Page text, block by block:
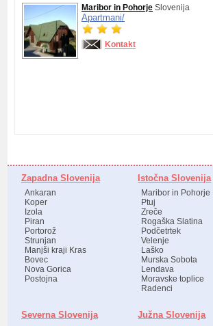
Maribor in Pohorje Slovenija
Apartmani/
Kontakt
Zapadna Slovenija
Ankaran
Koper
Izola
Piran
Portorož
Strunjan
Manjši kraji Kras
Bovec
Nova Gorica
Postojna
Istočna Slovenija
Maribor in Pohorje
Ptuj
Zreče
Rogaška Slatina
Podčetrtek
Velenje
Laško
Murska Sobota
Lendava
Moravske toplice
Radenci
Severna Slovenija Južna Slovenija